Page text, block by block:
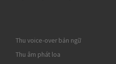
Thu voice-over bản ngữ
Thu âm phát loa